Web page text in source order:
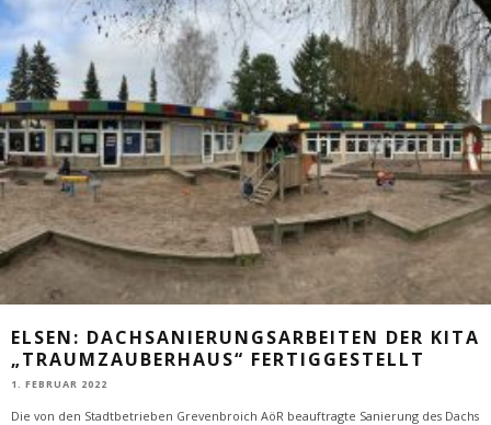
ELSEN: DACHSANIERUNGSARBEITEN DER KITA
„TRAUMZAUBERHAUS“ FERTIGGESTELLT
1. FEBRUAR 2022
Die von den Stadtbetrieben Grevenbroich AöR beauftragte Sanierung des Dachs